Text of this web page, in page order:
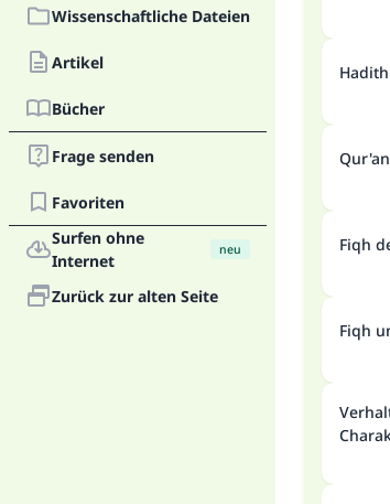
Wissenschaftliche Dateien
Artikel
Bücher
Frage senden
Favoriten
Surfen ohne
Internet
neu
Zurück zur alten Seite
Fiqh
Fiqh